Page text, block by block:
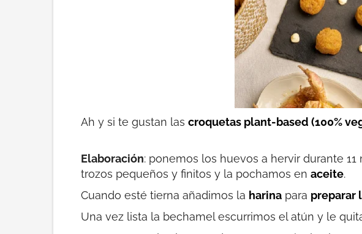
Ah y si te gustan las croquetas plant-based (100%
Elaboración: ponemos los huevos a hervir durante
trozos pequeños y finitos y la pochamos en aceite.
Cuando esté tierna añadimos la harina para preparar
Una vez lista la bechamel escurrimos el atún y le